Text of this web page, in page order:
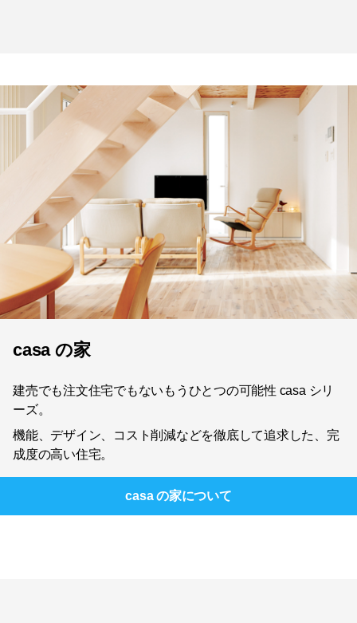
casa の家
建売でも注文住宅でもないもうひとつの可能性 casa シリ
ーズ。
機能、デザイン、コスト削減などを徹底して追求した、完
成度の高い住宅。
casa の家について